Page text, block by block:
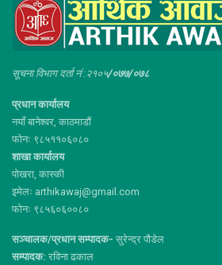
सूचना विभाग दर्ता नं :२१०५/०७७/०७८
प्रधान कार्यालय
नयाँ बानेश्वर, काठमाडौं
फोनः ९८५११०६०८०
शाखा कार्यालय
पोखरा, कास्की
इमेलः arthikawaj@gmail.com
फोनः ९८५६०६००८०
सञ्चालक/प्रधान सम्पादक- सुरेन्द्र पौडेल
सम्पादक: रविना ढकाल